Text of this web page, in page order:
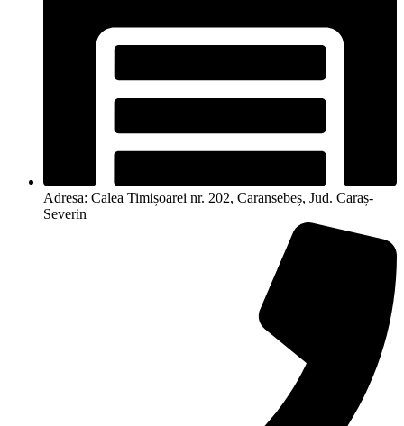
Adresa: Calea Timișoarei nr. 202, Caransebeș, Jud. Caraș-
Severin